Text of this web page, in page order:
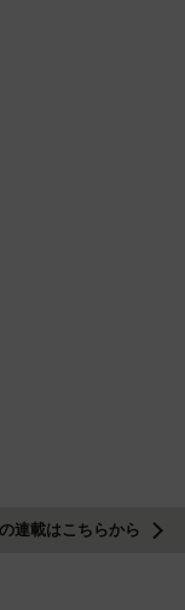
連載はこちらから